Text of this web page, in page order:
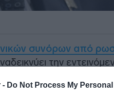
- Do Not Process My
συνόρων από
την